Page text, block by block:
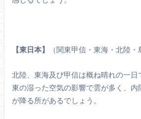
【東日本】 （関東甲信・東海・北陸・
北陸、東海及び甲信は概ね晴れの一日
東の湿った空気の影響で雲が多く、内
が降る所があるでしょう。